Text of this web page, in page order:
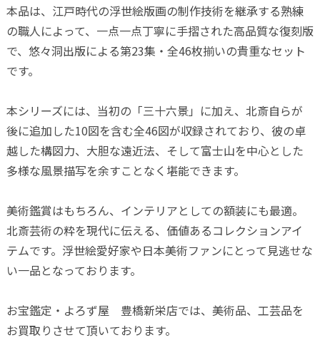
本品は、江戸時代の浮世絵版画の制作技術を継承する熟練
の職人によって、一点一点丁寧に手摺された高品質な復刻版
で、悠々洞出版による第23集・全46枚揃いの貴重なセット
です。
本シリーズには、当初の「三十六景」に加え、北斎自らが
後に追加した10図を含む全46図が収録されており、彼の卓
越した構図力、大胆な遠近法、そして富士山を中心とした
多様な風景描写を余すことなく堪能できます。
美術鑑賞はもちろん、インテリアとしての額装にも最適。
北斎芸術の粋を現代に伝える、価値あるコレクションアイ
テムです。浮世絵愛好家や日本美術ファンにとって見逃せな
い一品となっております。
お宝鑑定・よろず屋 豊橋新栄店では、美術品、工芸品を
お買取りさせて頂いております。